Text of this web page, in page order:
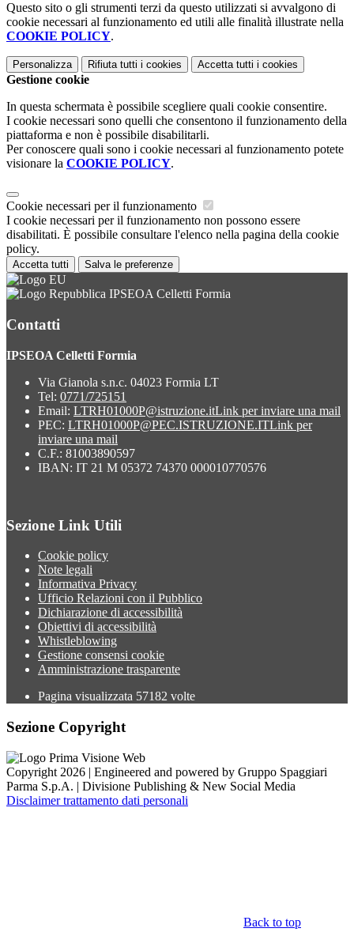
Questo sito o gli strumenti terzi da questo utilizzati si avvalgono di
cookie necessari al funzionamento ed utili alle finalità illustrate nella
COOKIE POLICY.
Personalizza Rifiuta tutti i cookies Accetta tutti i cookies
Gestione cookie
In questa schermata è possibile scegliere quali cookie consentire.
I cookie necessari sono quelli che consentono il funzionamento della
piattaforma e non è possibile disabilitarli.
Per conoscere quali sono i cookie necessari al funzionamento potete
visionare la COOKIE POLICY.
Cookie necessari per il funzionamento
I cookie necessari per il funzionamento non possono essere
disabilitati. È possibile consultare l'elenco nella pagina della cookie
policy.
Accetta tutti Salva le preferenze
IPSEOA Celletti Formia
Contatti
IPSEOA Celletti Formia
Via Gianola s.n.c. 04023 Formia LT
Tel: 0771/725151
Email: LTRH01000P@istruzione.itLink per inviare una mail
PEC: LTRH01000P@PEC.ISTRUZIONE.ITLink per
inviare una mail
C.F.: 81003890597
IBAN: IT 21 M 05372 74370 000010770576
Sezione Link Utili
Cookie policy
Note legali
Informativa Privacy
Ufficio Relazioni con il Pubblico
Dichiarazione di accessibilità
Obiettivi di accessibilità
Whistleblowing
Gestione consensi cookie
Amministrazione trasparente
Pagina visualizzata 57182 volte
Sezione Copyright
Copyright 2026 | Engineered and powered by Gruppo Spaggiari
Parma S.p.A. | Divisione Publishing & New Social Media
Disclaimer trattamento dati personali
Back to top